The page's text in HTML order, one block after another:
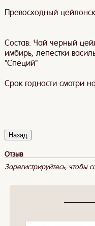
Превосходный
Состав: Чай черный
имбирь, лепестки
"Специй"
Срок годности смотри
Отзыв
Зарегистрируйтесь, чтобы